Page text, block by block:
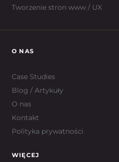
Tworzenie stron www / UX
O NAS
Case Studies
Blog / Artykuły
O nas
Kontakt
Polityka prywatności
WIĘCEJ